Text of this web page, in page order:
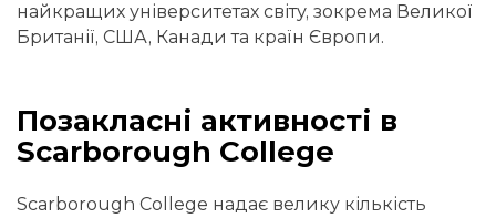
найкращих університетах світу, зокрема Великої
Британії, США, Канади та країн Європи.
Позакласні активності в
Scarborough College
Scarborough College надає велику кількість